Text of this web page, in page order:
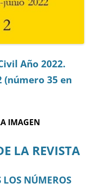
Año 2022.
(número 35 en
IMAGEN
LA REVISTA
LOS NÚMEROS